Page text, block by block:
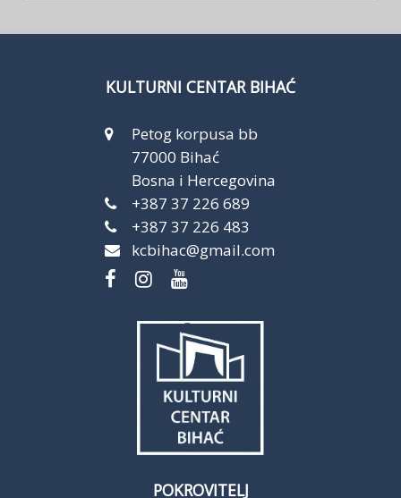
KULTURNI CENTAR BIHAĆ
Petog korpusa bb
77000 Bihać
Bosna i Hercegovina
+387 37 226 689
+387 37 226 483
kcbihac@gmail.com
POKROVITELJ